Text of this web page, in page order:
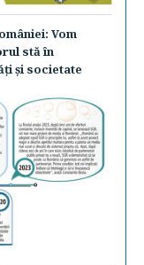
Vom
stă în
şi societate